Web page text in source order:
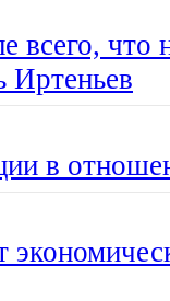
всего, что
Иртеньев
в